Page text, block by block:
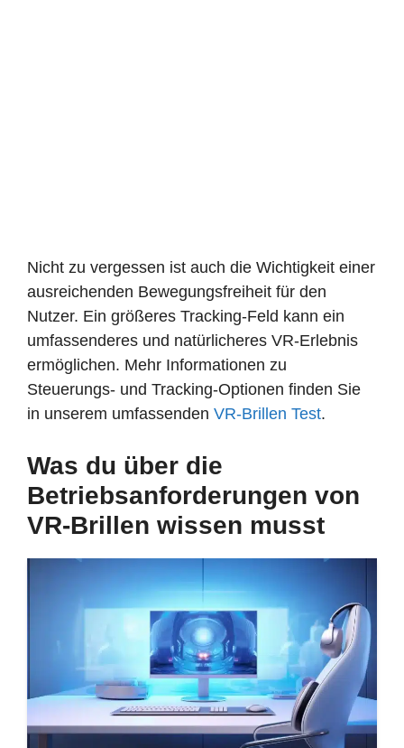
Nicht zu vergessen ist auch die Wichtigkeit einer
ausreichenden Bewegungsfreiheit für den
Nutzer. Ein größeres Tracking-Feld kann ein
umfassenderes und natürlicheres VR-Erlebnis
ermöglichen. Mehr Informationen zu
Steuerungs- und Tracking-Optionen finden Sie
in unserem umfassenden VR-Brillen Test.
Was du über die
Betriebsanforderungen von
VR-Brillen wissen musst